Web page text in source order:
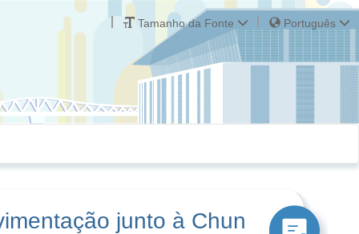
Tamanho da Fonte Português
junto à Chun